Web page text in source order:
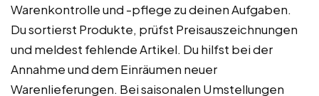
Warenkontrolle und -pflege zu deinen Aufgaben.
Du sortierst Produkte, prüfst Preisauszeichnungen
und meldest fehlende Artikel. Du hilfst bei der
Annahme und dem Einräumen neuer
Warenlieferungen. Bei saisonalen Umstellungen